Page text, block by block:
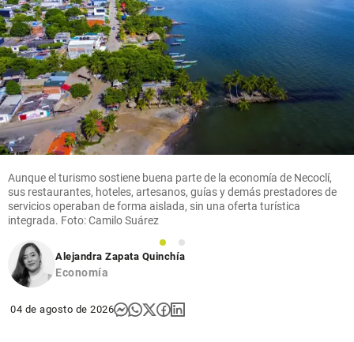
Aunque el turismo sostiene buena parte de la economía de Necoclí,
sus restaurantes, hoteles, artesanos, guías y demás prestadores de
servicios operaban de forma aislada, sin una oferta turística
integrada. Foto: Camilo Suárez
1
2
Alejandra Zapata Quinchía
Economía
04 de agosto de 2026